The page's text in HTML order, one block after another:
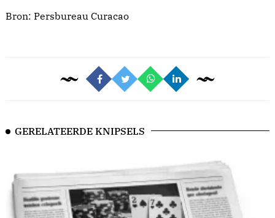
Bron: Persbureau Curacao
GERELATEERDE KNIPSELS